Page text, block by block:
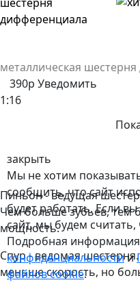
закрыть
Мы не хотим
сообщить, что сайт
будет работать. Если
сайт, мы будем считать,
Подробная
конфиденциальностии
файлов сookie.
металлическая
390р Уведомить
1:16
Пиньон - ведущая
Чем больше зубьев, тем
мощность.
Спур - ведомая
меньше скорость, но